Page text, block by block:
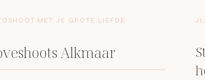
MET JE GROTE LIEFDE
Alkmaar